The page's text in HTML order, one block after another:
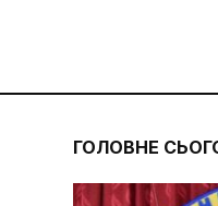
ГОЛОВНЕ